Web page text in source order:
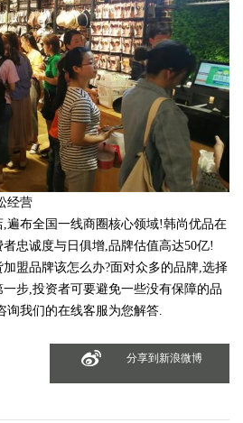
经营
布全国一线商圈核心领域!韩尚优品在
忠诚度与日俱增,品牌估值高达50亿!
品牌该怎么办?面对众多的品牌,选择
步,投资者可要避免一些没有保障的品
询我们的在线客服为您解答.
分享到新浪微博